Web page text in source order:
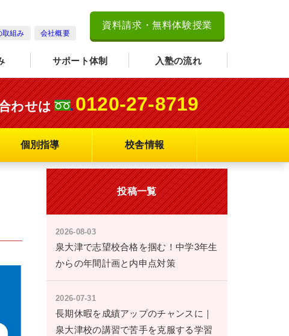
取組み 会社概要
資料請求・無料体験授業
サポート体制 入塾の流れ
わせは 0120-27-8719
個別指導 校舎情報
投稿一覧
2026-08-03
泉大津で志望校合格を掴む！中学3年生
からの年間計画と内申点対策
2026-07-31
長期休暇を成績アップのチャンスに｜
泉大津校の講習で苦手を克服する学習